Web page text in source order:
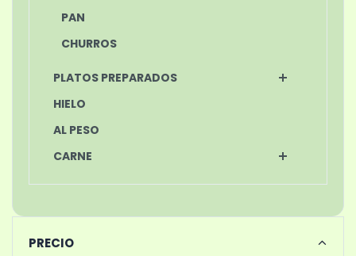
PAN
CHURROS
PLATOS PREPARADOS
HIELO
AL PESO
CARNE
PRECIO